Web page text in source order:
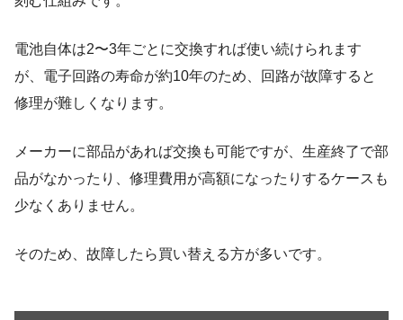
電池自体は2〜3年ごとに交換すれば使い続けられます
が、電子回路の寿命が約10年のため、回路が故障すると
修理が難しくなります。
メーカーに部品があれば交換も可能ですが、生産終了で部
品がなかったり、修理費用が高額になったりするケースも
少なくありません。
そのため、故障したら買い替える方が多いです。